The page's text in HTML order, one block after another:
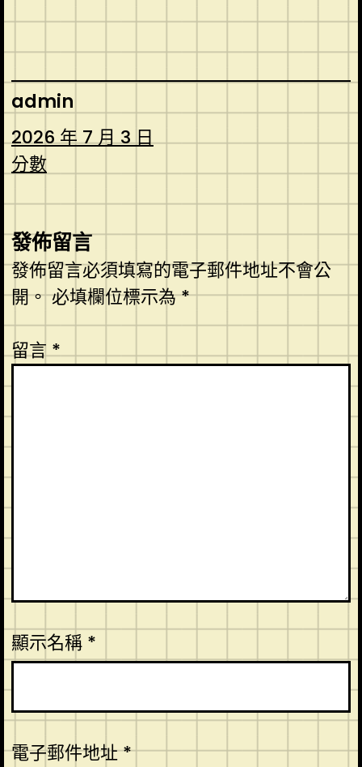
admin
2026 年 7 月 3 日
分數
發佈留言
發佈留言必須填寫的電子郵件地址不會公
開。必填欄位標示為*
留言*
顯示名稱 *
電子郵件地址*